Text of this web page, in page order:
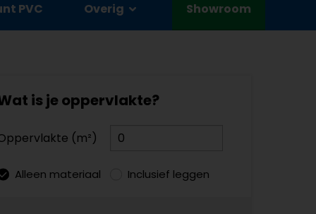
PVC Overig Showroom
is je oppervlakte?
(m²)
Alleen materiaal Inclusief leggen